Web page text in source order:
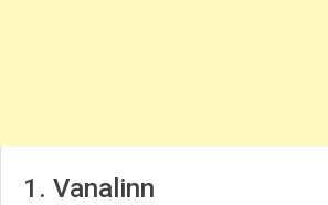
1. Vanalinn